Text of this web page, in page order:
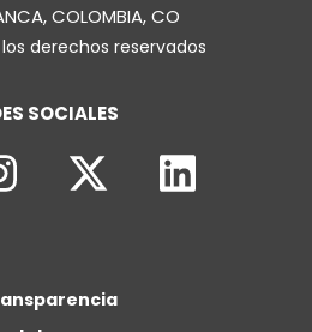
COLOMBIA, CO
derechos reservados
SOCIALES